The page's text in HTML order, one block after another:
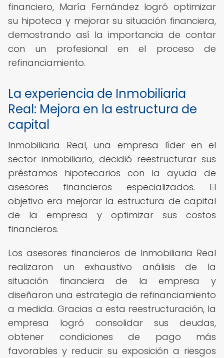
financiero, María Fernández logró optimizar
su hipoteca y mejorar su situación financiera,
demostrando así la importancia de contar
con un profesional en el proceso de
refinanciamiento.
La experiencia de Inmobiliaria
Real: Mejora en la estructura de
capital
Inmobiliaria Real, una empresa líder en el
sector inmobiliario, decidió reestructurar sus
préstamos hipotecarios con la ayuda de
asesores financieros especializados. El
objetivo era mejorar la estructura de capital
de la empresa y optimizar sus costos
financieros.
Los asesores financieros de Inmobiliaria Real
realizaron un exhaustivo análisis de la
situación financiera de la empresa y
diseñaron una estrategia de refinanciamiento
a medida. Gracias a esta reestructuración, la
empresa logró consolidar sus deudas,
obtener condiciones de pago más
favorables y reducir su exposición a riesgos